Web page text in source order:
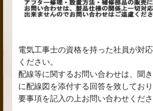
電気工事士の資格を持った社員が対
ください。
配線等に関するお問い合わせは、聞
に配線図を添付する回答を致してお
要事項を記入の上お問い合わせくださ